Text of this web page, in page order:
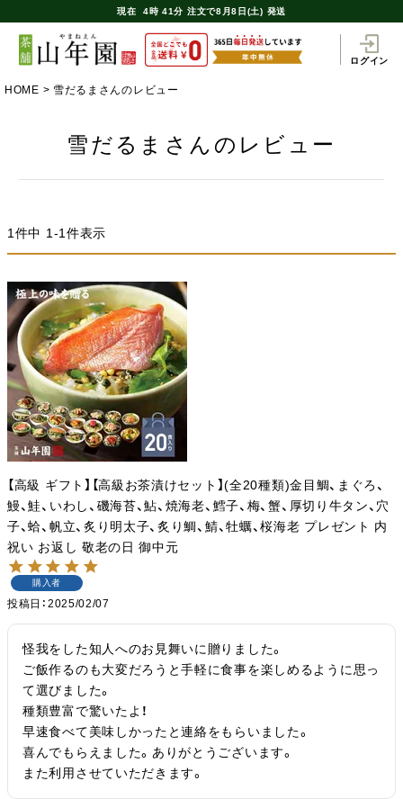
現在 4時 41分 注文で8月8日(土) 発送
ログイン
HOME 雪だるまさんのレビュー
雪だるまさんのレビュー
1 件中 1 -1 件表示
【高級 ギフト】【高級お茶漬けセット】(全20種類)金目鯛、まぐろ、
鰻、鮭、いわし、磯海苔、鮎、焼海老、鱈子、梅、蟹、厚切り牛タン、穴
子、蛤、帆立、炙り明太子、炙り鯛、鯖、牡蠣、桜海老 プレゼント 内
祝い お返し 敬老の日 御中元
購入者
投稿日 2025/02/07
怪我をした知人へのお見舞いに贈りました。
ご飯作るのも大変だろうと手軽に食事を楽しめるように思っ
て選びました。
種類豊富で驚いたよ！
早速食べて美味しかったと連絡をもらいました。
喜んでもらえました。ありがとうございます。
また利用させていただきます。